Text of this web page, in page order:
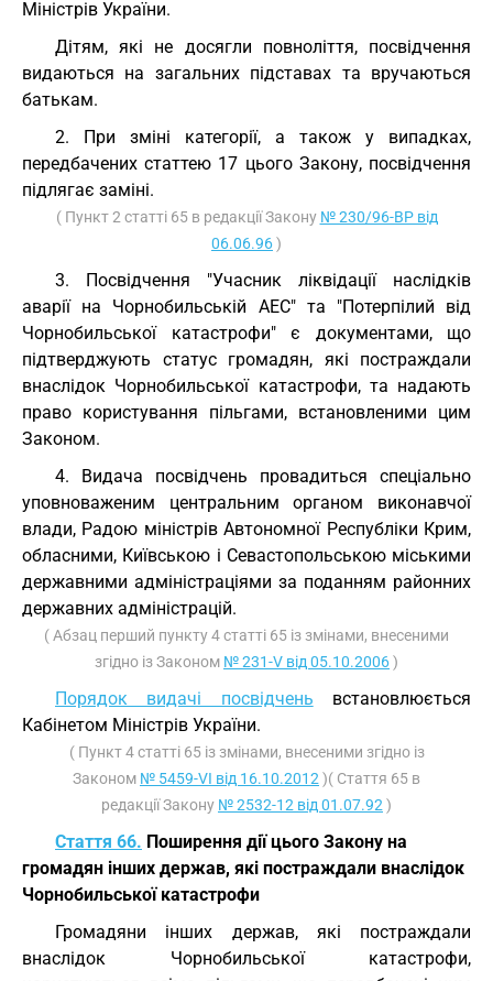
Міністрів України.
Дітям, які не досягли повноліття, посвідчення
видаються на загальних підставах та вручаються
батькам.
2. При зміні категорії, а також у випадках,
передбачених статтею 17 цього Закону, посвідчення
підлягає заміні.
( Пункт 2 статті 65 в редакції Закону № 230/96-ВР від
06.06.96)
3. Посвідчення "Учасник ліквідації наслідків
аварії на Чорнобильській АЕС" та "Потерпілий від
Чорнобильської катастрофи" є документами, що
підтверджують статус громадян, які постраждали
внаслідок Чорнобильської катастрофи, та надають
право користування пільгами, встановленими цим
Законом.
4. Видача посвідчень провадиться спеціально
уповноваженим центральним органом виконавчої
влади, Радою міністрів Автономної Республіки Крим,
обласними, Київською і Севастопольською міськими
державними адміністраціями за поданням районних
державних адміністрацій.
( Абзац перший пункту 4 статті 65 із змінами, внесеними
згідно із Законом № 231-V від 05.10.2006)
Порядок видачі посвідчень встановлюється
Кабінетом Міністрів України.
( Пункт 4 статті 65 із змінами, внесеними згідно із
Законом № 5459-VI від 16.10.2012 )( Стаття 65 в
редакції Закону № 2532-12 від 01.07.92 )
Стаття 66. Поширення дії цього Закону на
громадян інших держав, які постраждали внаслідок
Чорнобильської катастрофи
Громадяни інших держав, які постраждали
внаслідок Чорнобильської катастрофи,